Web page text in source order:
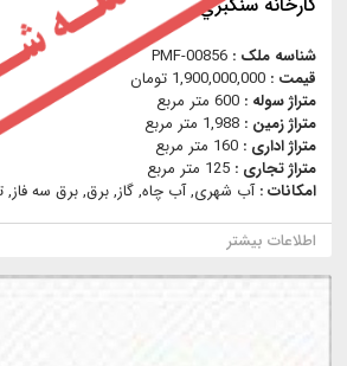
شناسه ملک : PMF-00856
قیمت : 1,900,000,000 تومان
متراژ سوله : 600 متر مربع
متراژ زمین : 1,988 متر مربع
متراژ اداری : 160 متر مربع
متراژ تجاری : 125 متر مربع
امکانات :آب شهری, آب چاه, گاز, برق, برق سه فاز,
اطلاعات بیشتر